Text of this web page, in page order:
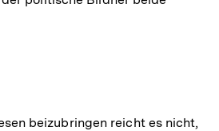
beizubringen reicht es nicht,